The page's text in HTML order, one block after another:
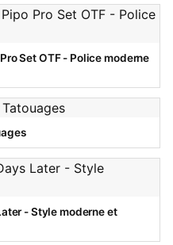
Set OTF - Police moderne
- Style moderne et